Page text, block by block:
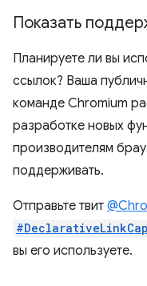
Показать
Планируете ли вы
ссылок? Ваша
команде Chromium
разработке новых
производителям
поддерживать.
Отправьте твит
вы его используете.